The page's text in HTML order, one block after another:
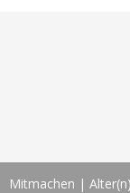
Mitmachen |